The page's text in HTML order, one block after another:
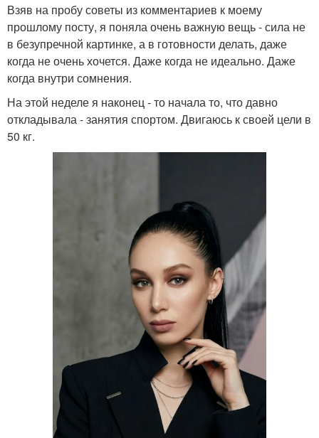
Взяв на пробу советы из комментариев к моему
прошлому посту, я поняла очень важную вещь - сила не
в безупречной картинке, а в готовности делать, даже
когда не очень хочется. Даже когда не идеально. Даже
когда внутри сомнения.
На этой неделе я наконец - то начала то, что давно
откладывала - занятия спортом. Двигаюсь к своей цели в
50 кг.